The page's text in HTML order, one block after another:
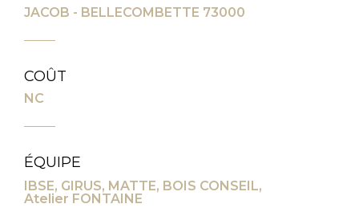
JACOB - BELLECOMBETTE 73000
COÛT
NC
ÉQUIPE
IBSE, GIRUS, MATTE, BOIS CONSEIL,
Atelier FONTAINE